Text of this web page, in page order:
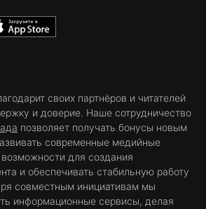
своих партнёров и читателей
и доверие. Наше сотрудничество
позволяет получать бонусы новым
современные медийные
для создания
и обеспечивать стабильную работу
совместным инициативам мы
информационные сервисы, делая